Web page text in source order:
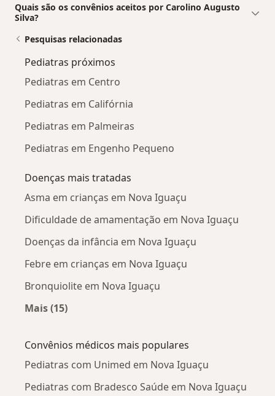
Quais são os convênios aceitos por Carolino Augusto
Silva?
Pesquisas relacionadas
Pediatras próximos
Pediatras em Centro
Pediatras em Califórnia
Pediatras em Palmeiras
Pediatras em Engenho Pequeno
Doenças mais tratadas
Asma em crianças em Nova Iguaçu
Dificuldade de amamentação em Nova Iguaçu
Doenças da infância em Nova Iguaçu
Febre em crianças em Nova Iguaçu
Bronquiolite em Nova Iguaçu
Mais (15)
Convênios médicos mais populares
Pediatras com Unimed em Nova Iguaçu
Pediatras com Bradesco Saúde em Nova Iguaçu